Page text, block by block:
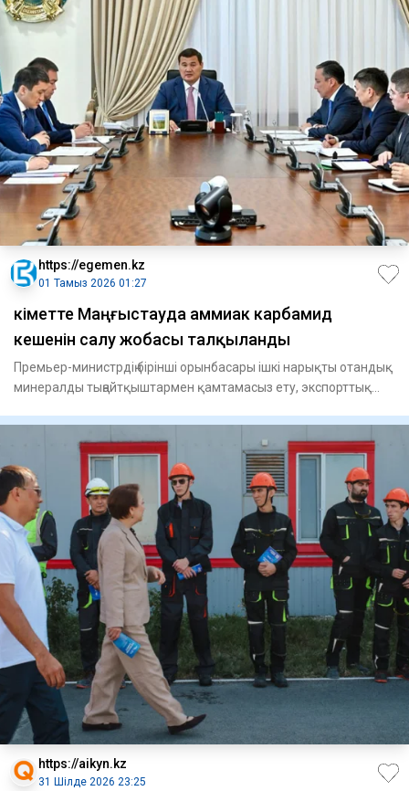
https://egemen.kz
01 Тамыз 2026 01:27
Үкіметте Маңғыстауда аммиак карбамид
кешенін салу жобасы талқыланды
Премьер-министрдің бірінші орынбасары ішкі нарықты отандық
минералды тыңайтқыштармен қамтамасыз ету, экспорттық
https://aikyn.kz
31 Шілде 2026 23:25